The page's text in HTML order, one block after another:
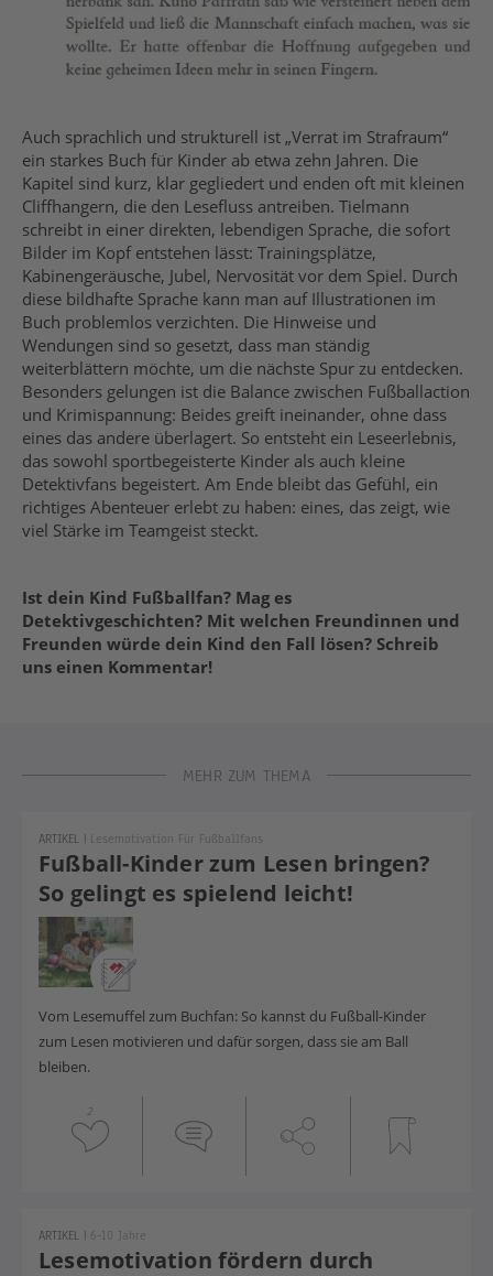
Auch sprachlich und strukturell ist „Verrat im Strafraum“
ein starkes Buch für Kinder ab etwa zehn Jahren. Die
Kapitel sind kurz, klar gegliedert und enden oft mit kleinen
Cliffhangern, die den Lesefluss antreiben. Tielmann
schreibt in einer direkten, lebendigen Sprache, die sofort
Bilder im Kopf entstehen lässt: Trainingsplätze,
Kabinengeräusche, Jubel, Nervosität vor dem Spiel. Durch
diese bildhafte Sprache kann man auf Illustrationen im
Buch problemlos verzichten. Die Hinweise und
Wendungen sind so gesetzt, dass man ständig
weiterblättern möchte, um die nächste Spur zu entdecken.
Besonders gelungen ist die Balance zwischen Fußballaction
und Krimispannung: Beides greift ineinander, ohne dass
eines das andere überlagert. So entsteht ein Leseerlebnis,
das sowohl sportbegeisterte Kinder als auch kleine
Detektivfans begeistert. Am Ende bleibt das Gefühl, ein
richtiges Abenteuer erlebt zu haben: eines, das zeigt, wie
viel Stärke im Teamgeist steckt.
Ist dein Kind Fußballfan? Mag es
Detektivgeschichten? Mit welchen Freundinnen und
Freunden würde dein Kind den Fall lösen? Schreib
uns einen Kommentar!
MEHR ZUM THEMA
Fußball-Kinder zum Lesen bringen?
So gelingt es spielend leicht!
ARTIKEL | Lesemotivation Für Fußballfans
Vom Lesemuffel zum Buchfan: So kannst du Fußball-Kinder
zum Lesen motivieren und dafür sorgen, dass sie am Ball
bleiben.
2
Lesemotivation fördern durch
ARTIKEL | 6-10 Jahre